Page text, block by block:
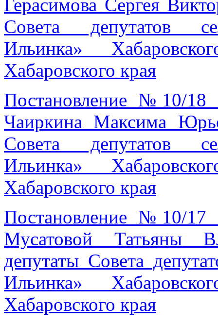
Герасимова Сергея
Совета депутатов
Ильинка»
Хабаровского края
Постановление №10/18
Чаиркина Максима
Совета депутатов
Ильинка»
Хабаровского края
Постановление №10/17
Мусатовой Татьяны
депутаты Совета
Ильинка»
Хабаровского края